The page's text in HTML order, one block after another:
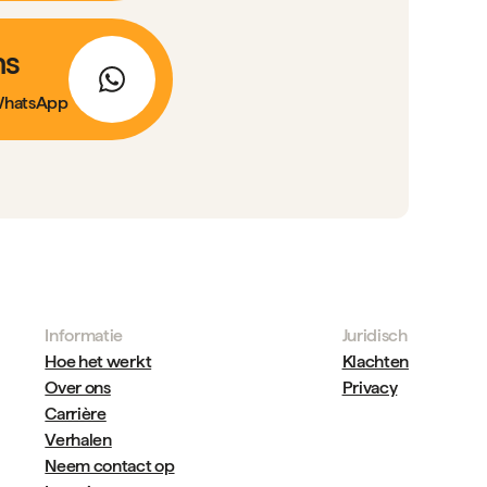
Informatie
Hoe het werkt
Over ons
Carrière
Verhalen
Neem contact op
Juridisch
Klachten
Privacy